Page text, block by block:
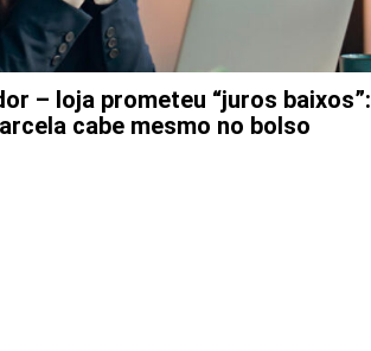
– loja prometeu “juros baixos”:
cabe mesmo no bolso